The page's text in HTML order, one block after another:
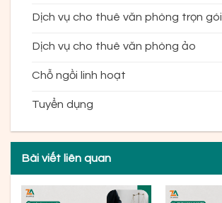
Dịch vụ cho thuê văn phòng trọn gói
Dịch vụ cho thuê văn phòng ảo
Chỗ ngồi linh hoạt
Tuyển dụng
Bài viết liên quan